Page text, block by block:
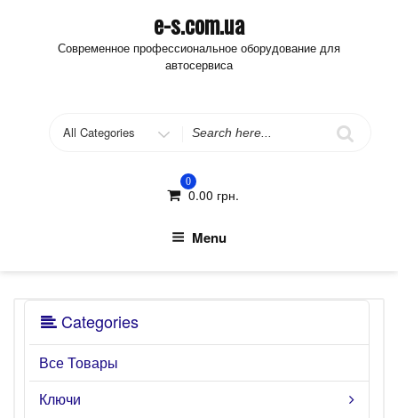
e-s.com.ua
Современное профессиональное оборудование для
автосервиса
Search
0
0.00 грн.
Menu
Categories
Все Товары
Ключи